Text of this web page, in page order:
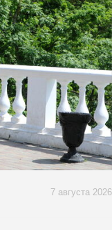
7 августа 2026